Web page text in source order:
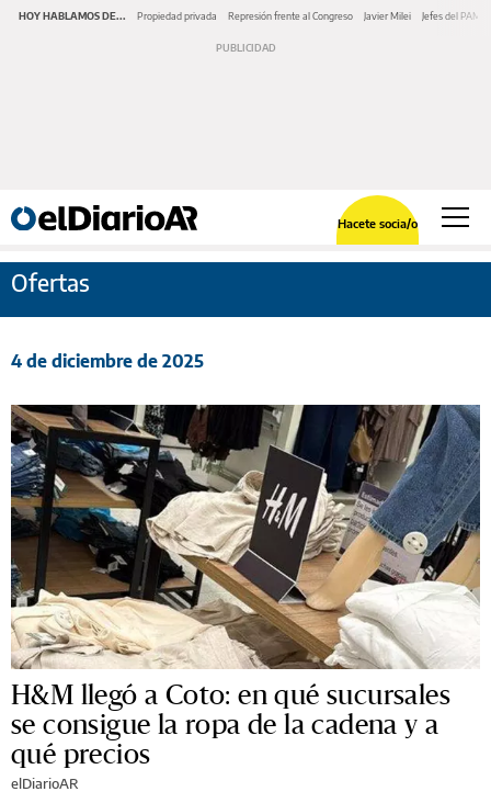
HOY HABLAMOS DE... Propiedad privada Represión frente al Congreso Javier Milei Jefes del PAMI
Hacete socia/o
Ofertas
4 de diciembre de 2025
H&M llegó a Coto: en qué sucursales
se consigue la ropa de la cadena y a
qué precios
elDiarioAR